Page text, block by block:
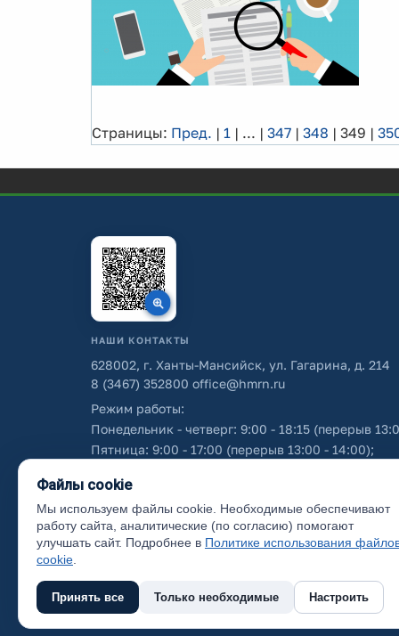
Страницы: Пред. | 1 | ... | 347 | 348 | 349 |
НАШИ КОНТАКТЫ
628002, г. Ханты-Мансийск, ул. Гагарина, д. 214
8 (3467) 352800 office@hmrn.ru
Режим работы:
Понедельник - четверг: 9:00 - 18:15 (перерыв
Пятница: 9:00 - 17:00 (перерыв 13:00 - 14:00);
Об использовании персональных данных
(с) 2017 Ханты-Мансийский район, официальный
Файлы cookie
Мы используем файлы cookie. Необходимые обеспечивают
работу сайта, аналитические (по согласию) помогают
улучшать сайт. Подробнее в Политике использования
cookie
Принять все Только необходимые Настроить